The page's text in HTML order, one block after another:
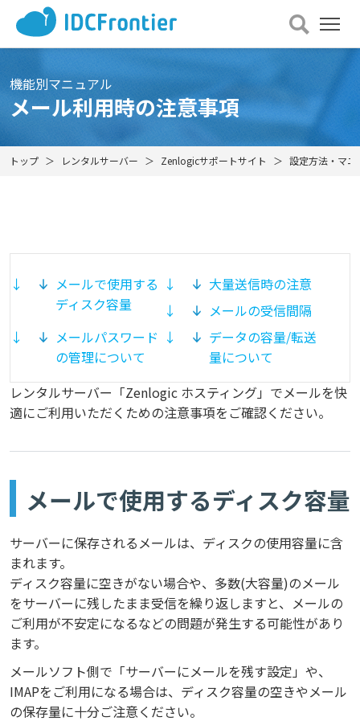
メ
ニュー
を
機能別マニュアル
メール利用時の注意事項
トップ レンタルサーバー Zenlogicサポートサイト 設定方法・マニ
メールで使用する
ディスク容量
大量送信時の注意
メールの受信間隔
メールパスワード
の管理について
データの容量/転送
量について
レンタルサーバー「Zenlogic ホスティング」でメールを快
適にご利用いただくための注意事項をご確認ください。
メールで使用するディスク容量
サーバーに保存されるメールは、ディスクの使用容量に含
まれます。
ディスク容量に空きがない場合や、多数(大容量)のメール
をサーバーに残したまま受信を繰り返しますと、メールの
ご利用が不安定になるなどの問題が発生する可能性があり
ます。
メールソフト側で「サーバーにメールを残す設定」や、
IMAPをご利用になる場合は、ディスク容量の空きやメール
の保存量に十分ご注意ください。